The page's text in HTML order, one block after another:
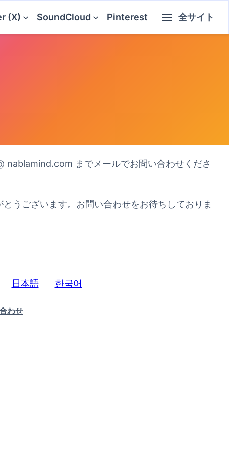
(X) SoundCloud Pinterest 全サイト
nablamind.com までメールでお問い合わせくださ
うございます。お問い合わせをお待ちしておりま
日本語 한국어
わせ